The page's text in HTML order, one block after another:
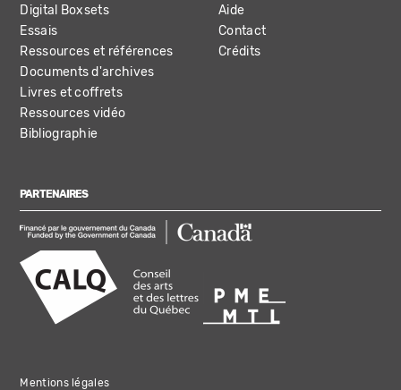
Digital Boxsets
Essais
Ressources et références
Documents d'archives
Livres et coffrets
Ressources vidéo
Bibliographie
Aide
Contact
Crédits
PARTENAIRES
Mentions légales